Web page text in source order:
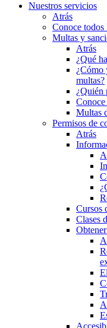
Nuestros servicios
Atrás
Conoce todos
Multas y
Atrás
¿Qué
¿Cómo
multas?
¿Quién
Multas
Permisos de
Atrás
Cursos
Clases